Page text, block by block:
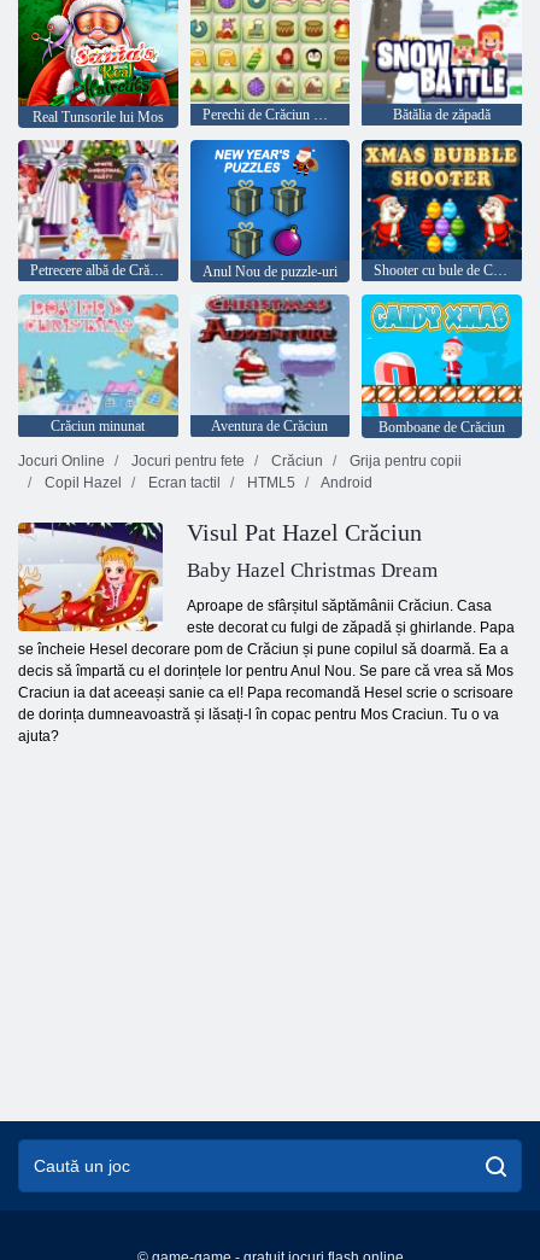
Real Tunsorile lui Mos Perechi de Crăciun Mahjong Connect Bătălia de zăpadă
Petrecere albă de Crăciun Anul Nou de puzzle-uri Shooter cu bule de Crăciun
Crăciun minunat Aventura de Crăciun
Bomboane de Crăciun
Jocuri Online
Jocuri pentru fete Crăciun
Grija pentru copii
Copil Hazel
Ecran tactil HTML5 Android
Visul Pat Hazel Crăciun
Baby Hazel Christmas Dream
Aproape de sfârșitul săptămânii Crăciun. Casa
este decorat cu fulgi de zăpadă și ghirlande. Papa
se încheie Hesel decorare pom de Crăciun și pune copilul să doarmă. Ea a
decis să împartă cu el dorințele lor pentru Anul Nou. Se pare că vrea să Mos
Craciun ia dat aceeași sanie ca el! Papa recomandă Hesel scrie o scrisoare
de dorința dumneavoastră și lăsați-l în copac pentru Mos Craciun. Tu o va
ajuta?